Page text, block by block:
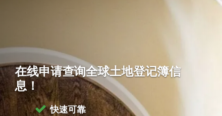
在线申请查询全球土地登记簿信
息！
快速可靠